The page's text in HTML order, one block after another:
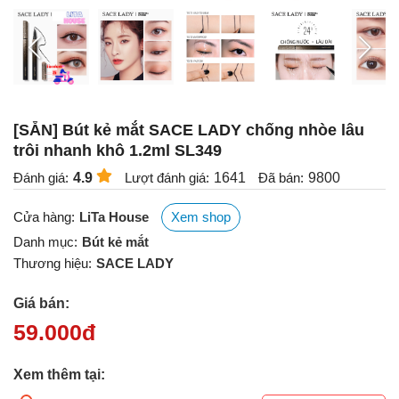
[SẴN] Bút kẻ mắt SACE LADY chống nhòe lâu
trôi nhanh khô 1.2ml SL349
Đánh giá: 4.9 Lượt đánh giá: 1641 Đã bán: 9800
Cửa hàng: LiTa House
Xem shop
Danh mục: Bút kẻ mắt
Thương hiệu: SACE LADY
Giá bán:
59.000đ
Xem thêm tại: